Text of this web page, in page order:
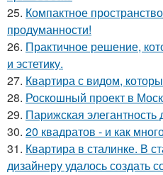
25. Компактное
продуманности!
26. Практичное решение,
и эстетику.
27. Квартира с видом,
28. Роскошный проект в
29. Парижская элегантность
30. 20 квадратов - и как
31. Квартира в сталинке. В
дизайнеру удалось создать